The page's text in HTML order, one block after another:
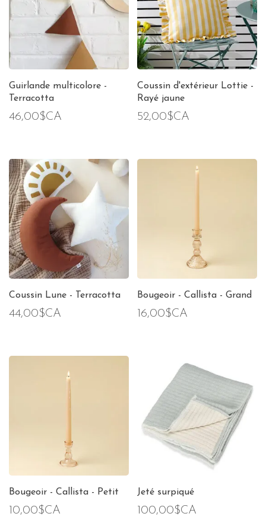
Guirlande multicolore -
Terracotta
46,00$CA
Coussin d'extérieur Lottie -
Rayé jaune
52,00$CA
Coussin Lune - Terracotta
44,00$CA
Bougeoir - Callista - Grand
16,00$CA
Bougeoir - Callista - Petit
10,00$CA
Jeté surpiqué
100,00$CA